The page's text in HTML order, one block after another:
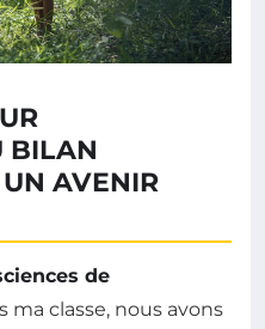
BILAN
AVENIR
de
ma classe, nous avons